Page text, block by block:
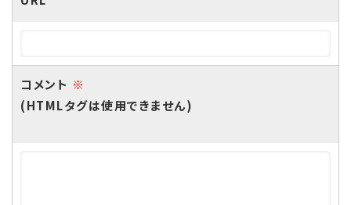
コメント ※
(HTMLタグは使用できません)